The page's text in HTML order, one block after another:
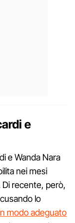
e
e Wanda Nara
nei mesi
Di recente, però,
lo
modo adeguato